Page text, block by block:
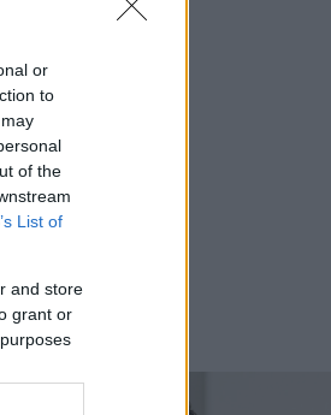
or
to
of the
List of
and store
grant or